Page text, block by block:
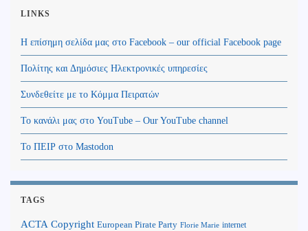
LINKS
Η επίσημη σελίδα μας στο Facebook – our official Facebook page
Πολίτης και Δημόσιες Ηλεκτρονικές υπηρεσίες
Συνδεθείτε με το Κόμμα Πειρατών
Το κανάλι μας στο YouTube – Our YouTube channel
Το ΠΕΙΡ στο Mastodon
TAGS
ACTA Copyright European Pirate Party Florie Marie internet